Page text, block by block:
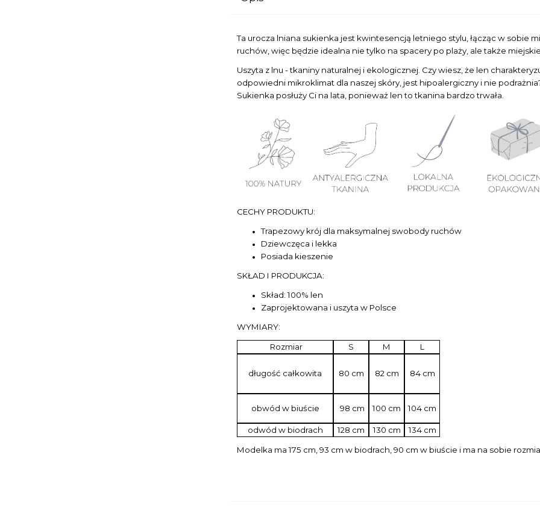
Ta urocza lniana sukienka jest kwintesencją letniego stylu, łącząc w sobie
ruchów, więc będzie idealna nie tylko na spacery po plaży, ale także
Uszyta z lnu - tkaniny naturalnej i ekologicznej. Czy wiesz, że len
odpowiedni mikroklimat dla naszej skóry, jest hipoalergiczny i nie
Sukienka posłuży Ci na lata, ponieważ len to tkanina bardzo trwała.
CECHY PRODUKTU:
Trapezowy krój dla maksymalnej swobody ruchów
Dziewczęca i lekka
Posiada kieszenie
SKŁAD I PRODUKCJA:
Skład: 100% len
Zaprojektowana i uszyta w Polsce
WYMIARY:
Rozmiar S M L
długość całkowita 80 cm 82 cm 84 cm
obwód w biuście 98 cm 100 cm 104 cm
odwód w biodrach 128 cm 130 cm 134 cm
Modelka ma 175 cm, 93 cm w biodrach, 90 cm w biuście i ma na sobie